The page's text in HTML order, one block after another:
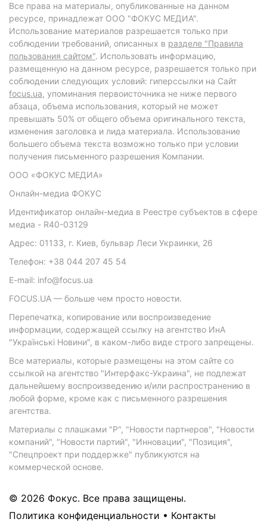
Все права на материалы, опубликованные на данном
ресурсе, принадлежат ООО "ФОКУС МЕДИА".
Использование материалов разрешается только при
соблюдении требований, описанных в разделе "Правила
пользования сайтом". Использовать информацию,
размещенную на данном ресурсе, разрешается только при
соблюдении следующих условий: гиперссылки на Сайт
focus.ua, упоминания первоисточника не ниже первого
абзаца, объема использования, который не может
превышать 50% от общего объема оригинального текста,
изменения заголовка и лида материала. Использование
большего объема текста возможно только при условии
получения письменного разрешения Компании.
ООО «ФОКУС МЕДИА»
Онлайн-медиа ФОКУС
Идентификатор онлайн-медиа в Реестре субъектов в сфере
медиа - R40-03129
Адрес: 01133, г. Киев, бульвар Леси Украинки, 26
Телефон: +38 044 207 45 54
E-mail: info@focus.ua
FOCUS.UA — больше чем просто новости.
Перепечатка, копирование или воспроизведение
информации, содержащей ссылку на агентство ИнА
"Українські Новини", в каком-либо виде строго запрещены.
Все материалы, которые размещены на этом сайте со
ссылкой на агентство "Интерфакс-Украина", не подлежат
дальнейшему воспроизведению и/или распространению в
любой форме, кроме как с письменного разрешения
агентства.
Материалы с плашками "Р", "Новости партнеров", "Новости
компаний", "Новости партий", "Инновации", "Позиция",
"Спецпроект при поддержке" публикуются на
коммерческой основе.
© 2026 Фокус. Все права защищены.
Политика конфиденциальности • Контакты